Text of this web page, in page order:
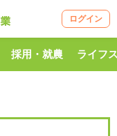
ログイン
採用・就農 ライフ